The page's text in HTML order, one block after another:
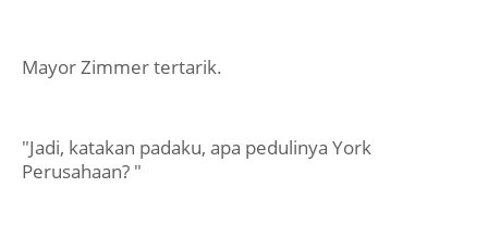
Mayor Zimmer tertarik.
"Jadi, katakan padaku, apa pedulinya York
Perusahaan? "